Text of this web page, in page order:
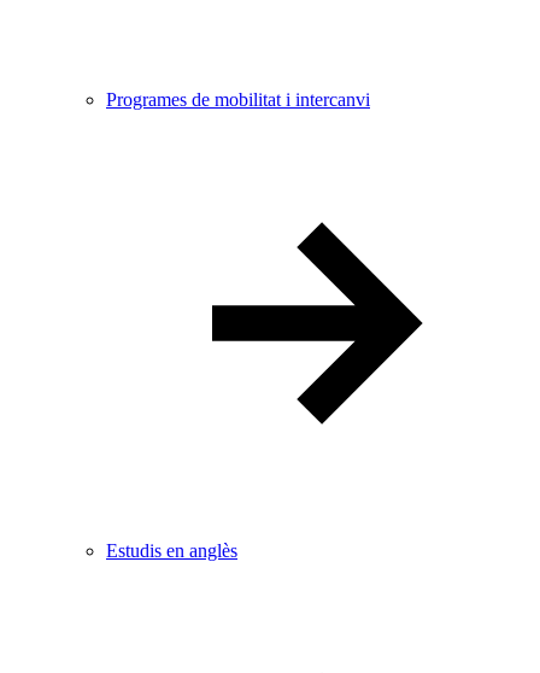
Programes de mobilitat i intercanvi
Estudis en anglès